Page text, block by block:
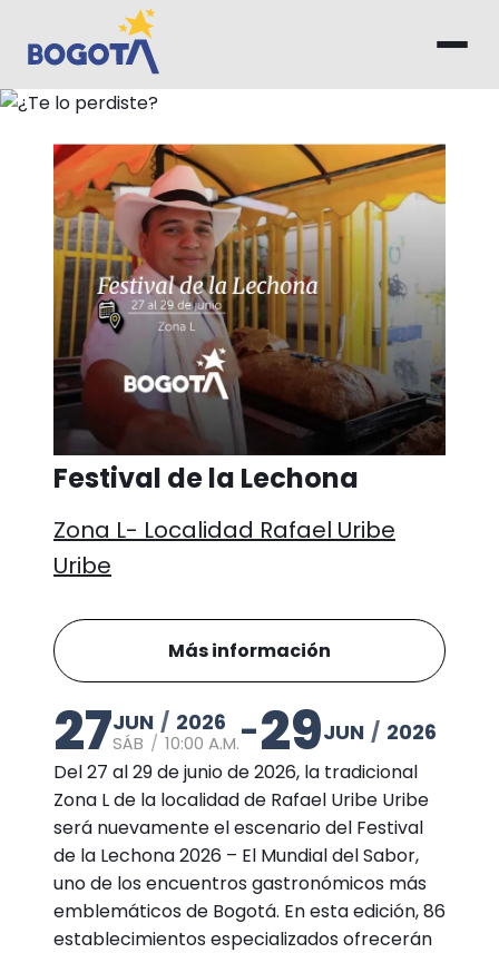
Saltar al contenido principal
¿Te lo perdiste?
Festival de la Lechona
Zona L- Localidad Rafael Uribe
Uribe
Más información
27JUN / 2026
SÁB / 10:00 A.M.-29JUN / 2026
Del 27 al 29 de junio de 2026, la tradicional
Zona L de la localidad de Rafael Uribe Uribe
será nuevamente el escenario del Festival
de la Lechona 2026 – El Mundial del Sabor,
uno de los encuentros gastronómicos más
emblemáticos de Bogotá. En esta edición, 86
establecimientos especializados ofrecerán